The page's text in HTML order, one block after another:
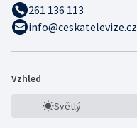
261 136 113
info@ceskatelevize.cz
Vzhled
Světlý